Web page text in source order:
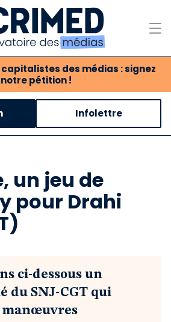
des médias : signez
notre pétition !
association
des médias
propositions
Notre revue
Boutique
Infolettre
un jeu de
pour Drahi
ci-dessous un
du SNJ-CGT qui
manœuvres